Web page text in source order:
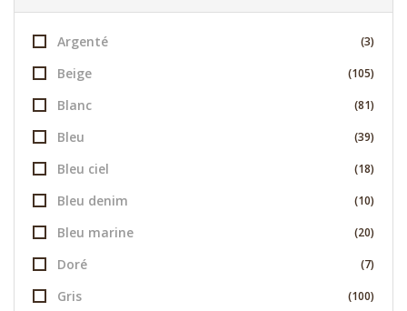
Argenté (3)
Beige (105)
Blanc (81)
Bleu (39)
Bleu ciel (18)
Bleu denim (10)
Bleu marine (20)
Doré (7)
Gris (100)